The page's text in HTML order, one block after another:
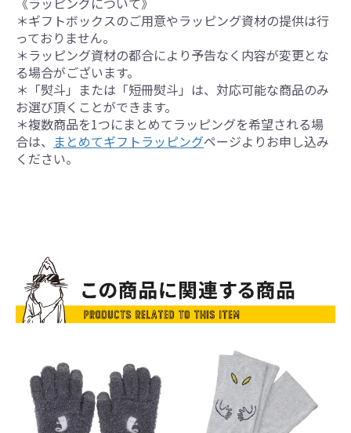
＊ギフトボックスのご用意やラッピング資材の提供は行
っておりません。
＊ラッピング資材の都合により予告なく内容が変更とな
る場合がございます。
＊「熨斗」または「短冊熨斗」は、対応可能な商品のみ
お選び頂くことができます。
＊複数商品を1つにまとめてラッピングを希望される場
合は、 まとめてギフトラッピングページよりお申し込み
ください。